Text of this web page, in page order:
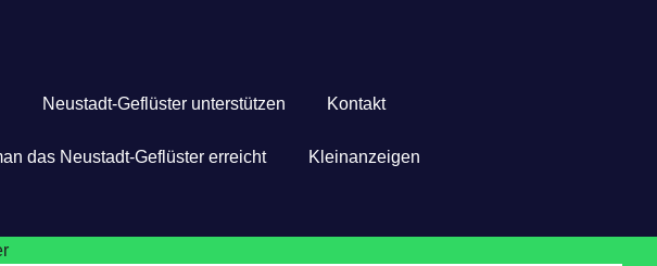
Neustadt-Geflüster unterstützen Kontakt
das Neustadt-Geflüster erreicht Kleinanzeigen